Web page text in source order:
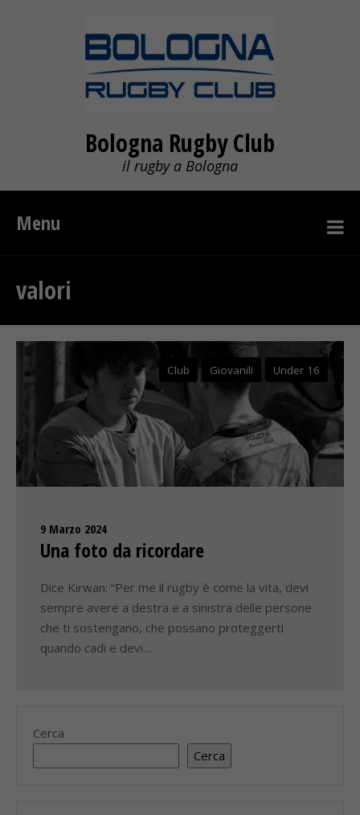
Bologna Rugby Club
il rugby a Bologna
Menu
valori
Club Giovanili Under 16
9 Marzo 2024
Una foto da ricordare
Dice Kirwan: “Per me il rugby è come la vita, devi
sempre avere a destra e a sinistra delle persone
che ti sostengano, che possano proteggerti
quando cadi e devi…
Cerca
Cerca